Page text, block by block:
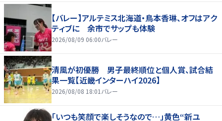
【バレー】アルテミス北海道・鳥本香琳、オフはアク
ティブに 余市でサップも体験
2026/08/09 06:00バレー
清風が初優勝 男子最終順位と個人賞、試合結
果一覧【近畿インターハイ2026】
2026/08/08 18:01 バレー
「いつも笑顔で楽しそうなので…」黄色“新ユ